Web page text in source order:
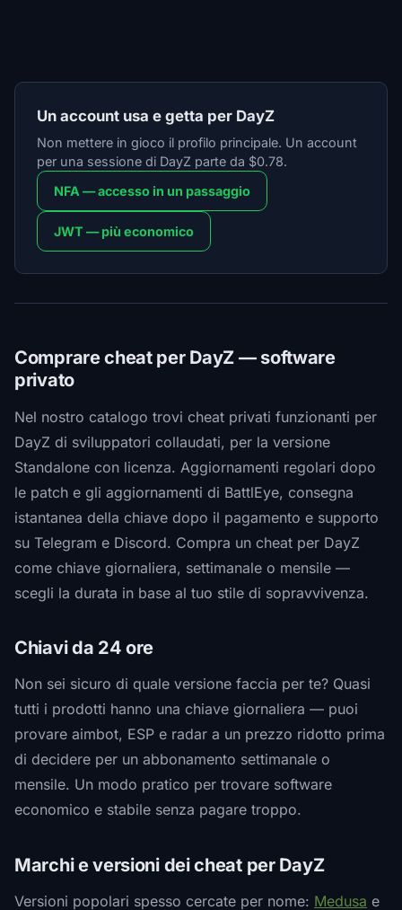
Un account usa e getta per DayZ
Non mettere in gioco il profilo principale. Un account
per una sessione di DayZ parte da $0.78.
NFA — accesso in un passaggio
JWT — più economico
Comprare cheat per DayZ — software
privato
Nel nostro catalogo trovi cheat privati funzionanti per
DayZ di sviluppatori collaudati, per la versione
Standalone con licenza. Aggiornamenti regolari dopo
le patch e gli aggiornamenti di BattlEye, consegna
istantanea della chiave dopo il pagamento e supporto
su Telegram e Discord. Compra un cheat per DayZ
come chiave giornaliera, settimanale o mensile —
scegli la durata in base al tuo stile di sopravvivenza.
Chiavi da 24 ore
Non sei sicuro di quale versione faccia per te? Quasi
tutti i prodotti hanno una chiave giornaliera — puoi
provare aimbot, ESP e radar a un prezzo ridotto prima
di decidere per un abbonamento settimanale o
mensile. Un modo pratico per trovare software
economico e stabile senza pagare troppo.
Marchi e versioni dei cheat per DayZ
Versioni popolari spesso cercate per nome: Medusa e